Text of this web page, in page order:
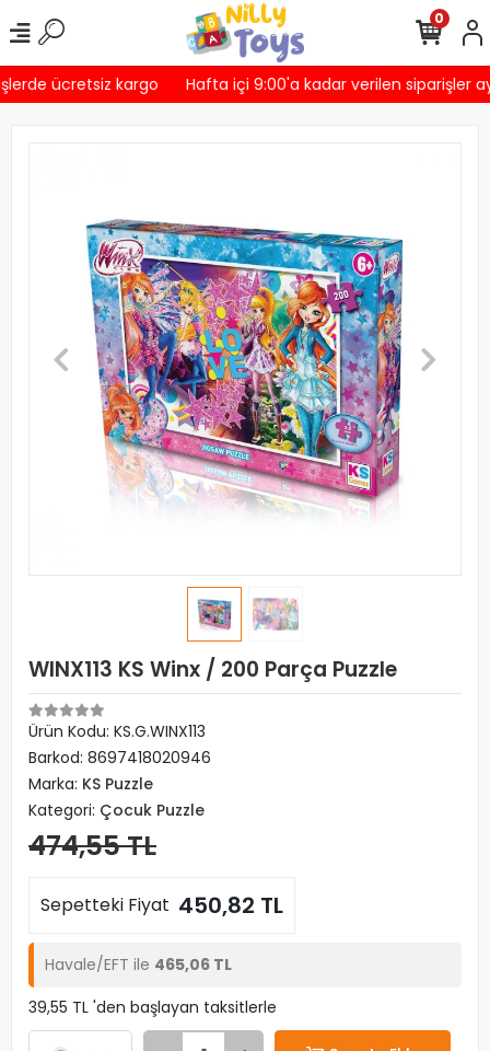
ücretsiz kargo Hafta içi 9:00'a kadar verilen siparişler
0
WINX113 KS Winx / 200 Parça Puzzle
Ürün Kodu: KS.G.WINX113
Barkod: 8697418020946
Marka: KS Puzzle
Kategori: Çocuk Puzzle
474,55 TL
Sepetteki Fiyat 450,82 TL
Havale/EFT ile 465,06 TL
39,55 TL 'den başlayan taksitlerle